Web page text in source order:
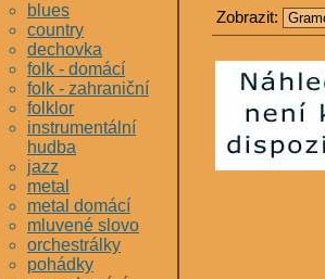
blues
country
dechovka
folk - domácí
folk - zahraniční
folklor
instrumentální
hudba
jazz
metal
metal domácí
mluvené slovo
orchestrálky
pohádky
Zobrazit: